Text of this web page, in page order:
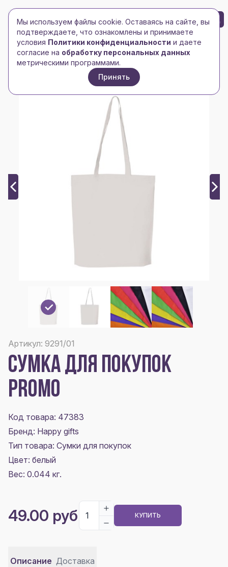
Toggle navigation
Toggle navigation
БРЕНД-ЛОГО 0
Главная/Сумки и чемоданы/Сумки для покупок /
Сумка для покупок PROMO
Артикул: 9291/01
СУМКА ДЛЯ ПОКУПОК
PROMO
Код товара: 47383
Бренд: Happy gifts
Тип товара: Сумки для покупок
Цвет: белый
Вес: 0.044 кг.
49.00 руб КУПИТЬ
Описание Доставка
Мы используем файлы cookie. Оставаясь на сайте, вы
подтверждаете, что ознакомлены и принимаете
условия Политики конфиденциальности и даете
согласие на обработку персональных данных
метрическими программами.
Принять